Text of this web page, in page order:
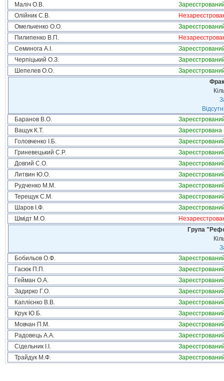
Маліч О.В.
Олійник С.В.
Омельченко О.О.
Пилипенко В.П.
Семинога А.І.
Черпіцький О.З.
Шепелев О.О.
Баранов В.О.
Ващук К.Т.
Зареєстрована
Головченко І.Б.
Гриневецький С.Р.
Довгий С.О.
Литвин Ю.О.
Рудченко М.М.
Терещук С.М.
Шаров І.Ф.
Шмідт М.О.
Група
Бобильов О.Ф.
Гасюк П.П.
Гейман О.А.
Задирко Г.О.
Каплієнко В.В.
Крук Ю.Б.
Мовчан П.М.
Радовець А.А.
Сідельник І.І.
Трайдук М.Ф.